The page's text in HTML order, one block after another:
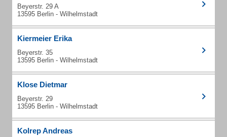
Beyerstr. 29 A
13595 Berlin - Wilhelmstadt
Kiermeier Erika
Beyerstr. 35
13595 Berlin - Wilhelmstadt
Klose Dietmar
Beyerstr. 29
13595 Berlin - Wilhelmstadt
Kolrep Andreas